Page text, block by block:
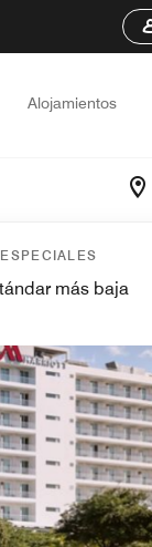
Alojamientos
más baja